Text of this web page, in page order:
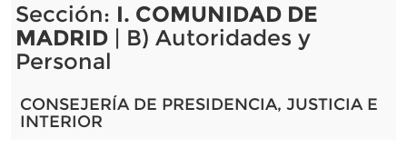
Sección: I. COMUNIDAD DE
MADRID| B) Autoridades y
Personal
CONSEJERÍA DE PRESIDENCIA, JUSTICIA E
INTERIOR